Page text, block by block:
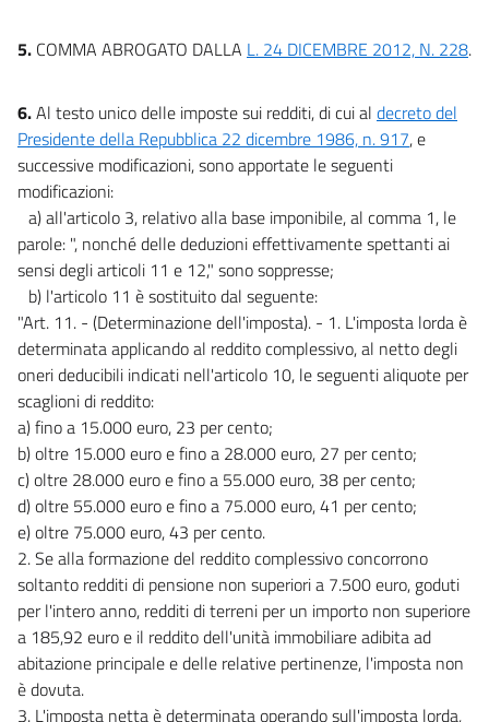
5. COMMA ABROGATO DALLA L. 24 DICEMBRE 2012, N. 228.
6.Al testo unico delle imposte sui redditi, di cui al decreto del
Presidente della Repubblica 22 dicembre 1986, n. 917, e
successive modificazioni, sono apportate le seguenti
modificazioni:
a) all'articolo 3, relativo alla base imponibile, al comma 1, le
parole: ", nonché delle deduzioni effettivamente spettanti ai
sensi degli articoli 11 e 12," sono soppresse;
b) l'articolo 11 è sostituito dal seguente:
"Art. 11. - (Determinazione dell'imposta). - 1. L'imposta lorda è
determinata applicando al reddito complessivo, al netto degli
oneri deducibili indicati nell'articolo 10, le seguenti aliquote per
scaglioni di reddito:
a) fino a 15.000 euro, 23 per cento;
b) oltre 15.000 euro e fino a 28.000 euro, 27 per cento;
c) oltre 28.000 euro e fino a 55.000 euro, 38 per cento;
d) oltre 55.000 euro e fino a 75.000 euro, 41 per cento;
e) oltre 75.000 euro, 43 per cento.
2. Se alla formazione del reddito complessivo concorrono
soltanto redditi di pensione non superiori a 7.500 euro, goduti
per l'intero anno, redditi di terreni per un importo non superiore
a 185,92 euro e il reddito dell'unità immobiliare adibita ad
abitazione principale e delle relative pertinenze, l'imposta non
è dovuta.
3. L'imposta netta è determinata operando sull'imposta lorda,